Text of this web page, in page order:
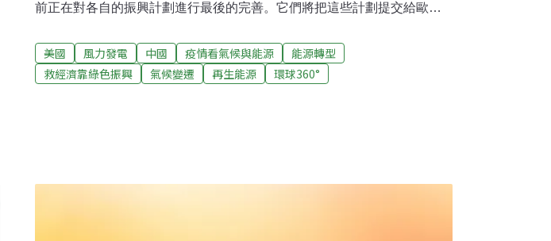
前正在對各自的振興計劃進行最後的完善。它們將把這些計劃提交給歐盟
政府，不要提交「購物清單」式的計劃給停滯計劃尋找資金，而是草擬長
期規劃，以綠色和數字友好型永續措施為重，如改善寬頻覆蓋、建設彈性
電網和改善鐵路連接等。8000億歐元中的很大一部分將以撥款的形式提
美國 風力發電 中國 疫情看氣候與能源
能源轉型
救經濟靠綠色振興
氣候變遷 再生能源 環球360°